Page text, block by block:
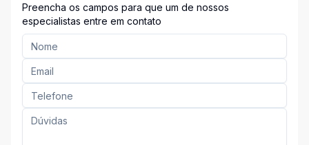
Preencha os campos para que um de nossos
especialistas entre em contato